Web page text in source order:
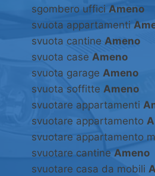
sgombero uffici Ameno
svuota appartamenti
svuota cantine Ameno
svuota case Ameno
svuota garage Ameno
svuota soffitte Ameno
svuotare appartamenti
svuotare appartamento
svuotare appartamento
svuotare cantine Ameno
svuotare casa da mobili